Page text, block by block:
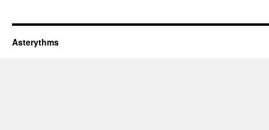
Asterythms